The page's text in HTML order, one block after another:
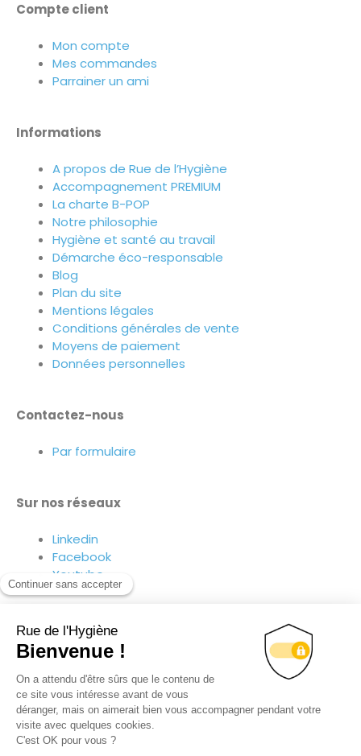
Compte client
Mon compte
Mes commandes
Parrainer un ami
Informations
A propos de Rue de l’Hygiène
Accompagnement PREMIUM
La charte B-POP
Notre philosophie
Hygiène et santé au travail
Démarche éco-responsable
Blog
Plan du site
Mentions légales
Conditions générales de vente
Moyens de paiement
Données personnelles
Contactez-nous
Par formulaire
Sur nos réseaux
Linkedin
Facebook
Youtube
Suivez-nous sur nos réseaux !